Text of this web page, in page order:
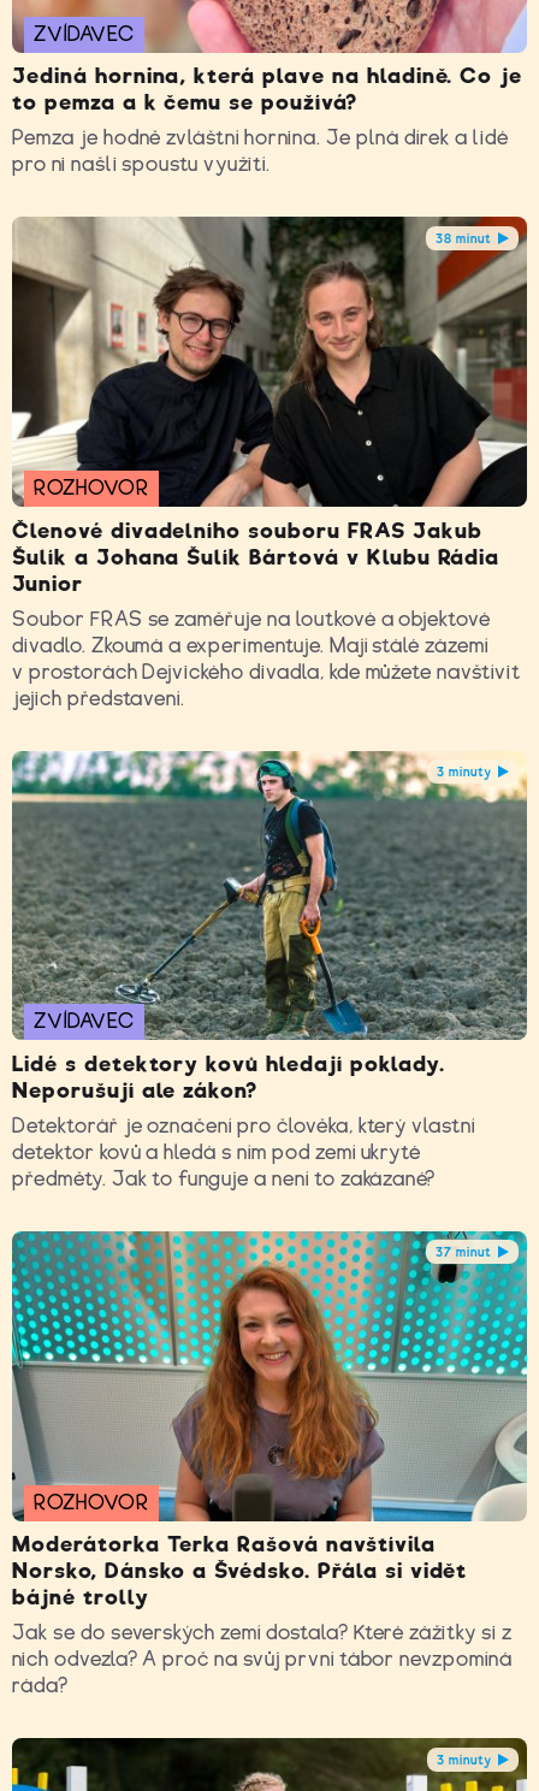
ZVÍDAVEC
Jediná hornina, která plave na hladině. Co je
to pemza a k čemu se používá?
Pemza je hodně zvláštní hornina. Je plná dírek a lidé
pro ni našli spoustu využití.
38 minut
ROZHOVOR
Členové divadelního souboru FRAS Jakub
Šulík a Johana Šulík Bártová v Klubu Rádia
Junior
Soubor FRAS se zaměřuje na loutkové a objektové
divadlo. Zkoumá a experimentuje. Mají stálé zázemí
v prostorách Dejvického divadla, kde můžete navštívit
jejich představení.
3 minuty
ZVÍDAVEC
Lidé s detektory kovů hledají poklady.
Neporušují ale zákon?
Detektorář je označení pro člověka, který vlastní
detektor kovů a hledá s ním pod zemí ukryté
předměty. Jak to funguje a není to zakázané?
37 minut
ROZHOVOR
Moderátorka Terka Rašová navštívila
Norsko, Dánsko a Švédsko. Přála si vidět
bájné trolly
Jak se do severských zemí dostala? Které zážitky si z
nich odvezla? A proč na svůj první tábor nevzpomíná
ráda?
3 minuty